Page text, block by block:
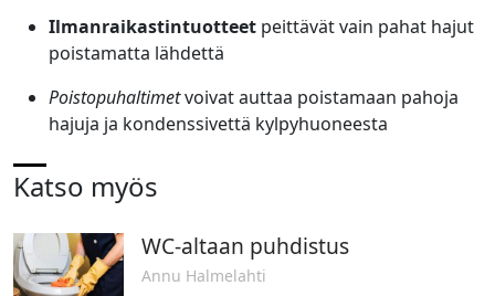
Ilmanraikastintuotteet peittävät vain pahat hajut
poistamatta lähdettä
Poistopuhaltimetvoivat auttaa poistamaan pahoja
hajuja ja kondenssivettä kylpyhuoneesta
Katso myös
WC-altaan puhdistus
Annu Halmelahti